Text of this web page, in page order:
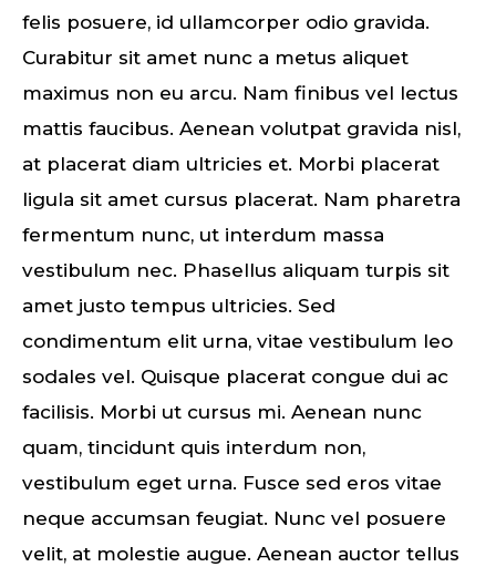
felis posuere, id ullamcorper odio gravida.
Curabitur sit amet nunc a metus aliquet
maximus non eu arcu. Nam finibus vel lectus
mattis faucibus. Aenean volutpat gravida nisl,
at placerat diam ultricies et. Morbi placerat
ligula sit amet cursus placerat. Nam pharetra
fermentum nunc, ut interdum massa
vestibulum nec. Phasellus aliquam turpis sit
amet justo tempus ultricies. Sed
condimentum elit urna, vitae vestibulum leo
sodales vel. Quisque placerat congue dui ac
facilisis. Morbi ut cursus mi. Aenean nunc
quam, tincidunt quis interdum non,
vestibulum eget urna. Fusce sed eros vitae
neque accumsan feugiat. Nunc vel posuere
velit, at molestie augue. Aenean auctor tellus